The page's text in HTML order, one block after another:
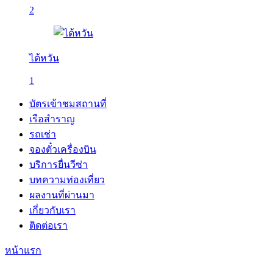
2
ไต้หวัน
1
บัตรเข้าชมสถานที่
เรือสำราญ
รถเช่า
จองตั๋วเครื่องบิน
บริการยื่นวีซ่า
บทความท่องเที่ยว
ผลงานที่ผ่านมา
เกี่ยวกับเรา
ติดต่อเรา
หน้าแรก